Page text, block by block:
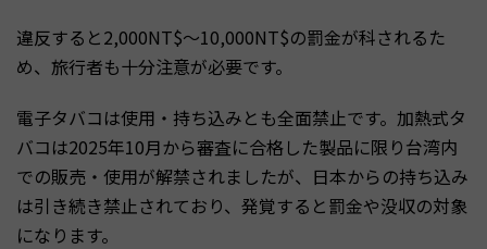
違反すると2,000NT$〜10,000NT$の罰金が科されるた
め、旅行者も十分注意が必要です。
電子タバコは使用・持ち込みとも全面禁止です。加熱式タ
バコは2025年10月から審査に合格した製品に限り台湾内
での販売・使用が解禁されましたが、日本からの持ち込み
は引き続き禁止されており、発覚すると罰金や没収の対象
になります。